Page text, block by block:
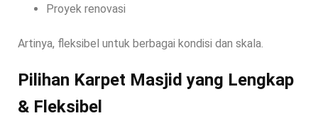
Proyek renovasi
Artinya, fleksibel untuk berbagai kondisi dan skala.
Pilihan Karpet Masjid yang Lengkap
& Fleksibel